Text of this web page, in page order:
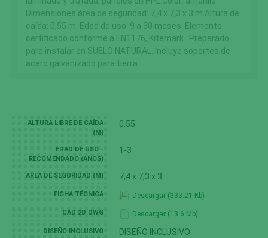
Dimensiones área de seguridad: 7,4 x 7,3 x 3 m.Altura de
caída: 0,55 m. Edad de uso: 9 a 30 meses. Elemento
certificado conforme a EN1176, Kitemark . Preparado
para instalar en SUELO NATURAL. Incluye soportes de
acero galvanizado para tierra.
ALTURA LIBRE DE CAÍDA
(M)
0,55
EDAD DE USO -
RECOMENDADO (AÑOS)
1-3
AREA DE SEGURIDAD (M) 7,4 x 7,3 x 3
FICHA TÉCNICA Descargar (333.21 Kb)
CAD 2D DWG Descargar (13.6 Mb)
DISEÑO INCLUSIVO DISEÑO INCLUSIVO